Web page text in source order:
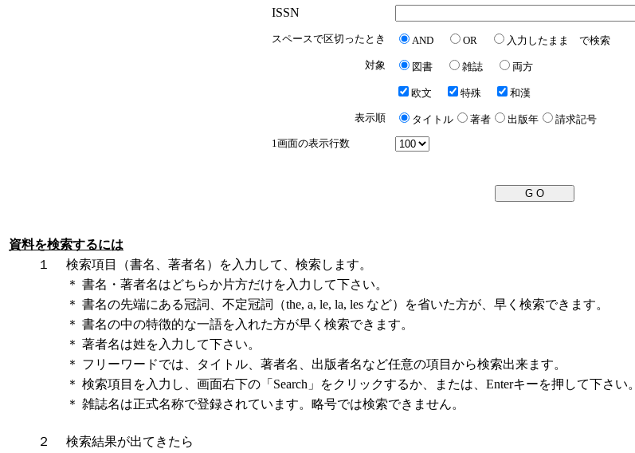
ISSN
スペースで区切ったとき AND OR 入力したまま で検索
対象 図書 雑誌 両方
欧文 特殊 和漢
表示順 タイトル 著者 出版年
請求記号
1画面の表示行数
資料を検索するには
１
検索項目（書名、著者名）を入力して、検索します。
＊ 書名・著者名はどちらか片方だけを入力して下さい。
＊ 書名の先端にある冠詞、不定冠詞（the, a, le, la, les など）を省いた方が、早く検索できます。
＊ 書名の中の特徴的な一語を入れた方が早く検索できます。
＊ 著者名は姓を入力して下さい。
＊ フリーワードでは、タイトル、著者名、出版者名など任意の項目から検索出来ます。
＊ 検索項目を入力し、画面右下の「Search」をクリックするか、または、Enterキーを押して下さい。
＊ 雑誌名は正式名称で登録されています。略号では検索できません。
２ 検索結果が出てきたら